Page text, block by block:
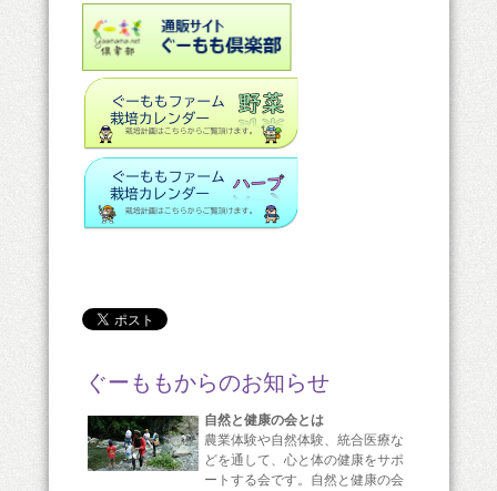
ぐーももからのお知らせ
自然と健康の会とは
農業体験や自然体験、統合医療な
どを通して、心と体の健康をサポ
ートする会です。自然と健康の会